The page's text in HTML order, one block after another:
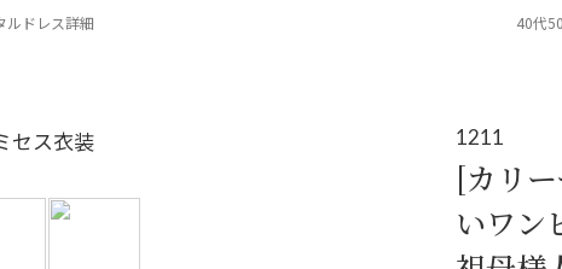
立食パ
クルー
ルドレス詳細
1211
[カリ
いワン